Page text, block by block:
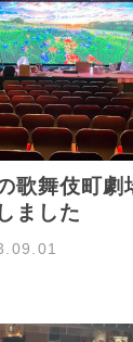
歌舞伎町劇
ました